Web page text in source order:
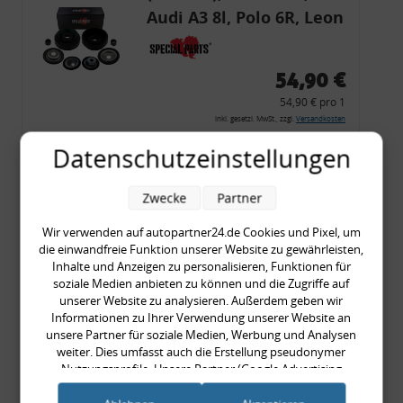
Audi A3 8l, Polo 6R, Leon
54,90 €
54,90 € pro 1
inkl. gesetzl. MwSt., zzgl. Versandkosten
Merkzettel
Rückleuchtenband mit
Blinker, rot, US-Ecken,
Audi 80 Cabrio, Typ 89,
OE-Nr.: 8G0945225 +
8G0945225C
999,99 €
Datenschutzeinstellungen
Wir verwenden auf autopartner24.de Cookies und Pixel, um
die einwandfreie Funktion unserer Website zu gewährleisten,
Inhalte und Anzeigen zu personalisieren, Funktionen für
soziale Medien anbieten zu können und die Zugriffe auf
unserer Website zu analysieren. Außerdem geben wir
Informationen zu Ihrer Verwendung unserer Website an
unsere Partner für soziale Medien, Werbung und Analysen
weiter. Dies umfasst auch die Erstellung pseudonymer
Nutzungsprofile. Unsere Partner (Google Advertising
Products) führen diese Informationen möglicherweise mit
Zwecke Partner